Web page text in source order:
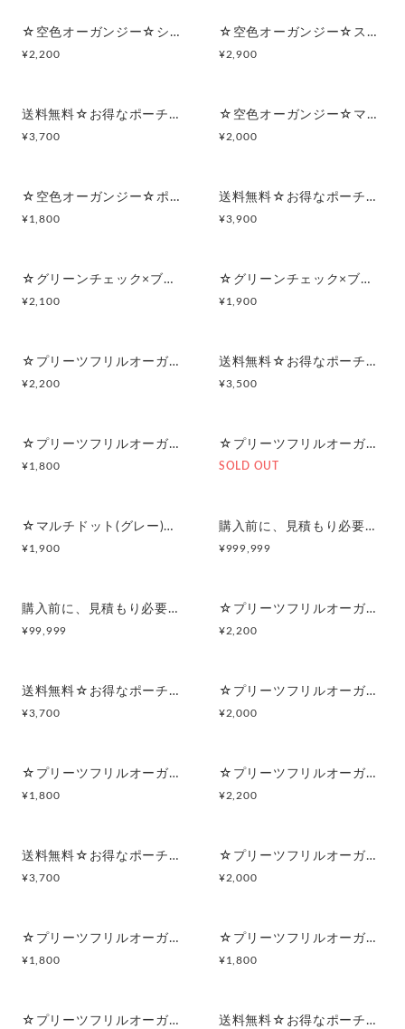
☆空色オーガンジー☆シンプルフラットポーチセット
¥2,200
☆空色オーガンジー☆スクエアマルチポーチ
¥2,900
送料無料☆お得なポーチセット☆空色オーガンジー
¥3,700
☆空色オーガンジー☆マルチポーチ
¥2,000
☆空色オーガンジー☆ポーチ付きポケットティッシュケース
¥1,800
送料無料☆お得なポーチセット☆グリーンチェック×ブラックサテンフリルリボン
¥3,900
☆グリーンチェック×ブラックサテンフリルリボン☆マルチポーチ
¥2,100
☆グリーンチェック×ブラックサテンフリルリボン☆ポーチ付きポケットティッシュケース
¥1,900
☆プリーツフリルオーガンジー(ブラック)☆シンプルフラットポーチセット
¥2,200
送料無料☆お得なポーチセット☆プリーツフリルオーガンジー(ブラック)
¥3,500
☆プリーツフリルオーガンジー(ブラック)☆マルチポーチ
¥1,800
☆プリーツフリルオーガンジー(ブラック)☆ポーチ付きポケットティッシュケース
SOLD OUT
☆マルチドット(グレー)☆シンプルフラットポーチセット
¥1,900
購入前に、見積もり必要☆ヘアアイロンポーチ☆オーダー商品☆
¥999,999
購入前に、見積もり必要☆iPad(タブレット) PC(パソコン)ポーチ ☆オーダー商品☆
¥99,999
☆プリーツフリルオーガンジー(ライトパープル)☆シンプルフラットポーチセット
¥2,200
送料無料☆お得なポーチセット☆プリーツフリルオーガンジー(ライトパープル)
¥3,700
☆プリーツフリルオーガンジー(ライトパープル)☆マルチポーチ
¥2,000
☆プリーツフリルオーガンジー(ライトパープル)☆ポーチ付きポケットティッシュケース
¥1,800
☆プリーツフリルオーガンジー(ベビーピンク)☆シンプルフラットポーチセット
¥2,200
送料無料☆お得なポーチセット☆プリーツフリルオーガンジー(ベビーピンク)
¥3,700
☆プリーツフリルオーガンジー(ベビーピンク)☆マルチポーチ
¥2,000
☆プリーツフリルオーガンジー(ベビーピンク)☆ポーチ付きポケットティッシュケース
¥1,800
☆プリーツフリルオーガンジー(シャンパンベージュ)☆ポーチ付きポケットティッシュケース
¥1,800
☆プリーツフリルオーガンジー(ベビーベージュ)☆ポーチ付きポケットティッシュケース 送料無料☆お得なポーチセット☆ネイビーフラワーレース×レモンイエロー×ネイビーフリルサテンリボン